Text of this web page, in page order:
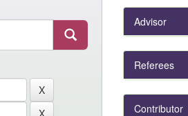
Advisor
Referees
Contributor